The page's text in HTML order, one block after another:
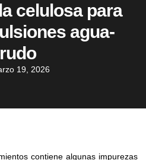
celulosa para
agua-
19, 2026
contiene algunas impurezas